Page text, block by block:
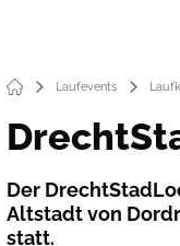
Laufevents
Der
Altstadt von
statt.